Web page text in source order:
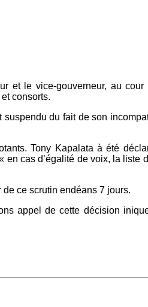
et le vice-gouverneur, au cour
consorts.
du fait de son
Tony Kapalata à été
en cas d’égalité de voix, la liste
ce scrutin endéans 7 jours.
appel de cette décision